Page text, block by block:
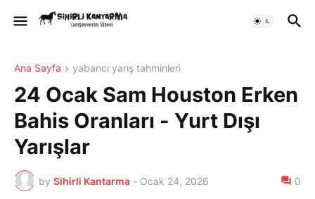
Ana Sayfa yabancı yarış tahminleri
24 Ocak Sam Houston Erken
Bahis Oranları - Yurt Dışı
Yarışlar
by Sihirli Kantarma - Ocak 24, 2026 0